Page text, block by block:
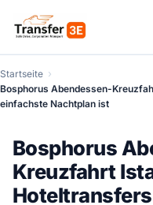
Startseite
Bosphorus Abendessen-
einfachste Nachtplan ist
Bosphorus
Kreuzfahrt